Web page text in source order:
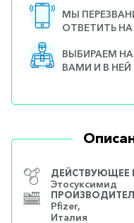
МЫ
ОТВЕТИТЬ
ВЫБИРАЕМ
ВАМИ И В
ДЕЙСТВУЮЩЕЕ
Этосуксимид
Pfizer,
Италия